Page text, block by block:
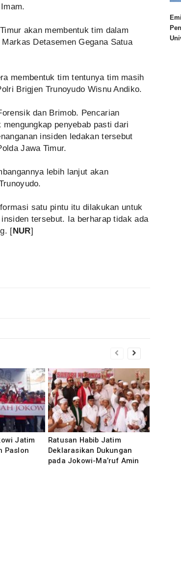
akan membentuk tim dalam
Detasemen Gegana Satua
membentuk tim tentunya tim masih
Brigjen Trunoyudo Wisnu Andiko.
dan Brimob. Pencarian
penyebab pasti dari
insiden ledakan tersebut
Jawa Timur.
lebih lanjut akan
satu pintu itu dilakukan untuk
tersebut. Ia berharap tidak ada
[NUR]
Jatim
Paslon
Ratusan Habib Jatim
Deklarasikan Dukungan
pada Jokowi-Ma’ruf Amin